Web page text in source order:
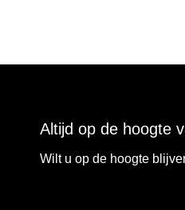
Altijd op de hoogte
Wilt u op de hoogte